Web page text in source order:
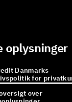
oplysninger
Danmarks
for
over